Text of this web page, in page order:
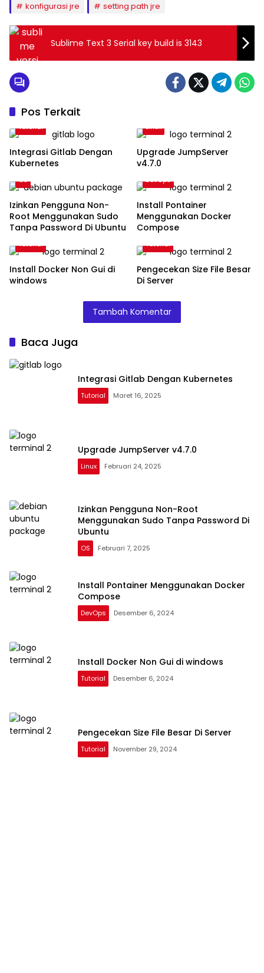
konfigurasi jre
setting path jre
Sublime Text 3 Serial key build is 3143
Pos Terkait
Tutorial
Integrasi Gitlab Dengan
Kubernetes
Linux
Upgrade JumpServer
v4.7.0
OS
Izinkan Pengguna Non-
Root Menggunakan Sudo
Tanpa Password Di Ubuntu
DevOps
Install Pontainer
Menggunakan Docker
Compose
Tutorial
Install Docker Non Gui di
windows
Tutorial
Pengecekan Size File Besar
Di Server
Tambah Komentar
Baca Juga
Integrasi Gitlab Dengan Kubernetes
Tutorial Maret 16, 2025
Upgrade JumpServer v4.7.0
Linux Februari 24, 2025
Izinkan Pengguna Non-Root
Menggunakan Sudo Tanpa Password Di
Ubuntu
OS Februari 7, 2025
Install Pontainer Menggunakan Docker
Compose
DevOps Desember 6, 2024
Install Docker Non Gui di windows
Tutorial Desember 6, 2024
Pengecekan Size File Besar Di Server
Tutorial November 29, 2024